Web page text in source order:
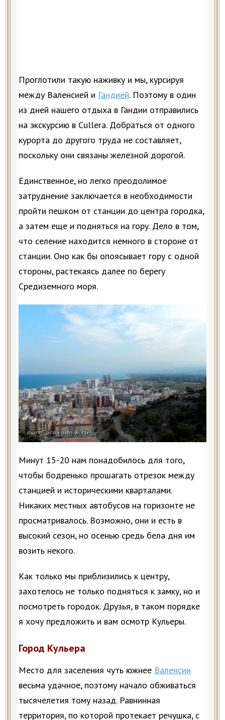
Проглотили такую наживку и мы, курсируя
между Валенсией и Гандией. Поэтому в один
из дней нашего отдыха в Гандии отправились
на экскурсию в Cullera. Добраться от одного
курорта до другого труда не составляет,
поскольку они связаны железной дорогой.
Единственное, но легко преодолимое
затруднение заключается в необходимости
пройти пешком от станции до центра городка,
а затем еще и подняться на гору. Дело в том,
что селение находится немного в стороне от
станции. Оно как бы опоясывает гору с одной
стороны, растекаясь далее по берегу
Средиземного моря.
Минут 15-20 нам понадобилось для того,
чтобы бодренько прошагать отрезок между
станцией и историческими кварталами.
Никаких местных автобусов на горизонте не
просматривалось. Возможно, они и есть в
высокий сезон, но осенью средь бела дня им
возить некого.
Как только мы приблизились к центру,
захотелось не только подняться к замку, но и
посмотреть городок. Друзья, в таком порядке
я хочу предложить и вам осмотр Кульеры.
Город Кульера
Место для заселения чуть южнее Валенсии
весьма удачное, поэтому начало обживаться
тысячелетия тому назад. Равнинная
территория, по которой протекает речушка, с